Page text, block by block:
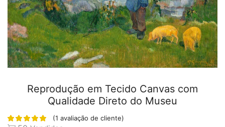
Reprodução em Tecido Canvas com
Qualidade Direto do Museu
(1 avaliação de cliente)